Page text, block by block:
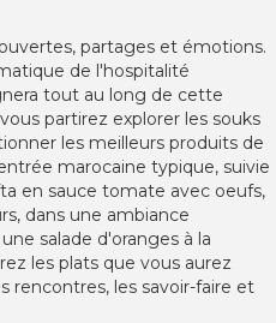
partages et émotions.
de l'hospitalité
tout au long de cette
partirez explorer les souks
les meilleurs produits de
marocaine typique, suivie
en sauce tomate avec oeufs,
dans une ambiance
salade d'oranges à la
les plats que vous aurez
rencontres, les savoir-faire et